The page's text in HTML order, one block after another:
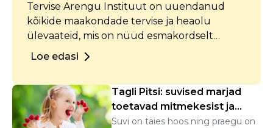
Tervise Arengu Instituut on uuendanud
kõikide maakondade tervise ja heaolu
ülevaateid, mis on nüüd esmakordselt
kättesaadavad interaktiivsete
heaolu kohta, alates demograafiast kuni
turvalisuseni.
Loe edasi
Tagli Pitsi: suvised marjad
toetavad mitmekesist ja
tasakaalustat...
Suvi on täies hoos ning praegu on